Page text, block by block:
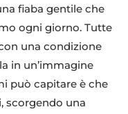
fiaba gentile che
ogni giorno. Tutte
una condizione
in un’immagine
può capitare è che
scorgendo una